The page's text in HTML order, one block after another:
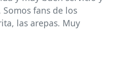
fans de los
las arepas. Muy